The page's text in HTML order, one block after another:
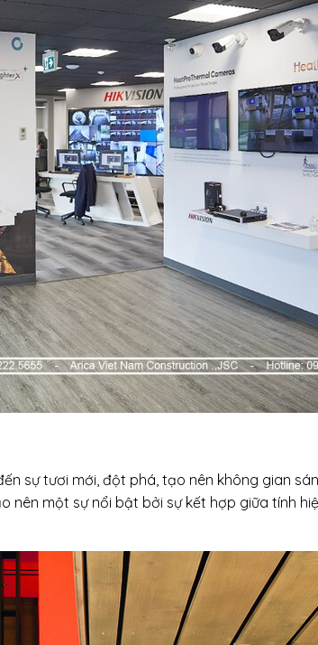
sự tươi mới, đột phá, tạo nên không gian
một sự nổi bật bởi sự kết hợp giữa tính